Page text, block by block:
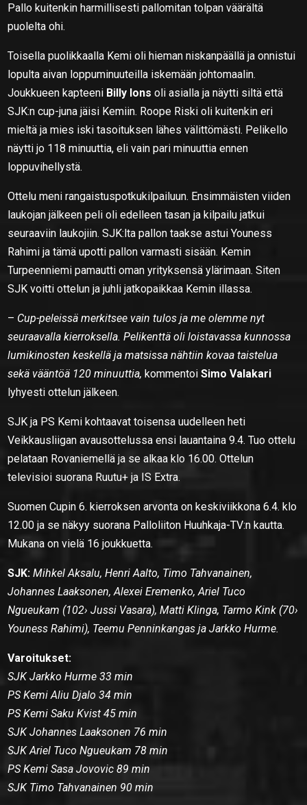
Pallo kuitenkin harmillisesti pallomitan tolpan väärältä
puolelta ohi.
Toisella puolikkaalla Kemi oli hieman niskanpäällä ja onnistui
lopulta aivan loppuminuuteilla iskemään johtomaalin.
Joukkueen kapteeni Billy Ions oli asialla ja näytti siltä että
SJK:n cup-juna jäisi Kemiin. Roope Riski oli kuitenkin eri
mieltä ja mies iski tasoituksen lähes välittömästi. Pelikello
näytti jo 118 minuuttia, eli vain pari minuuttia ennen
loppuvihellystä.
Ottelu meni rangaistuspotkukilpailuun. Ensimmäisten viiden
laukojan jälkeen peli oli edelleen tasan ja kilpailu jatkui
seuraaviin laukojiin. SJK:lta pallon taakse astui Youness
Rahimi ja tämä upotti pallon varmasti sisään. Kemin
Turpeenniemi pamautti oman yrityksensä ylärimaan. Siten
SJK voitti ottelun ja juhli jatkopaikkaa Kemin illassa.
– Cup-peleissä merkitsee vain tulos ja me olemme nyt
seuraavalla kierroksella. Pelikenttä oli loistavassa kunnossa
lumikinosten keskellä ja matsissa nähtiin kovaa taistelua
sekä vääntöä 120 minuuttia, kommentoiSimo Valakari
lyhyesti ottelun jälkeen.
SJK ja PS Kemi kohtaavat toisensa uudelleen heti
Veikkausliigan avausottelussa ensi lauantaina 9.4. Tuo ottelu
pelataan Rovaniemellä ja se alkaa klo 16.00. Ottelun
televisioi suorana Ruutu+ ja IS Extra.
Suomen Cupin 6. kierroksen arvonta on keskiviikkona 6.4. klo
12.00 ja se näkyy suorana Palloliiton Huuhkaja-TV:n kautta.
Mukana on vielä 16 joukkuetta.
SJK: Mihkel Aksalu, Henri Aalto, Timo Tahvanainen,
Johannes Laaksonen, Alexei Eremenko, Ariel Tuco
Ngueukam (102› Jussi Vasara), Matti Klinga, Tarmo Kink (70›
Youness Rahimi), Teemu Penninkangas ja Jarkko Hurme.
Varoitukset:
SJK Jarkko Hurme 33 min
PS Kemi Aliu Djalo 34 min
PS Kemi Saku Kvist 45 min
SJK Johannes Laaksonen 76 min
SJK Ariel Tuco Ngueukam 78 min
PS Kemi Sasa Jovovic 89 min
SJK Timo Tahvanainen 90 min